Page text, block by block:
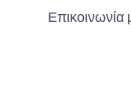
Επικοινωνία